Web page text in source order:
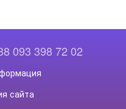
093 398 72 02
сайта